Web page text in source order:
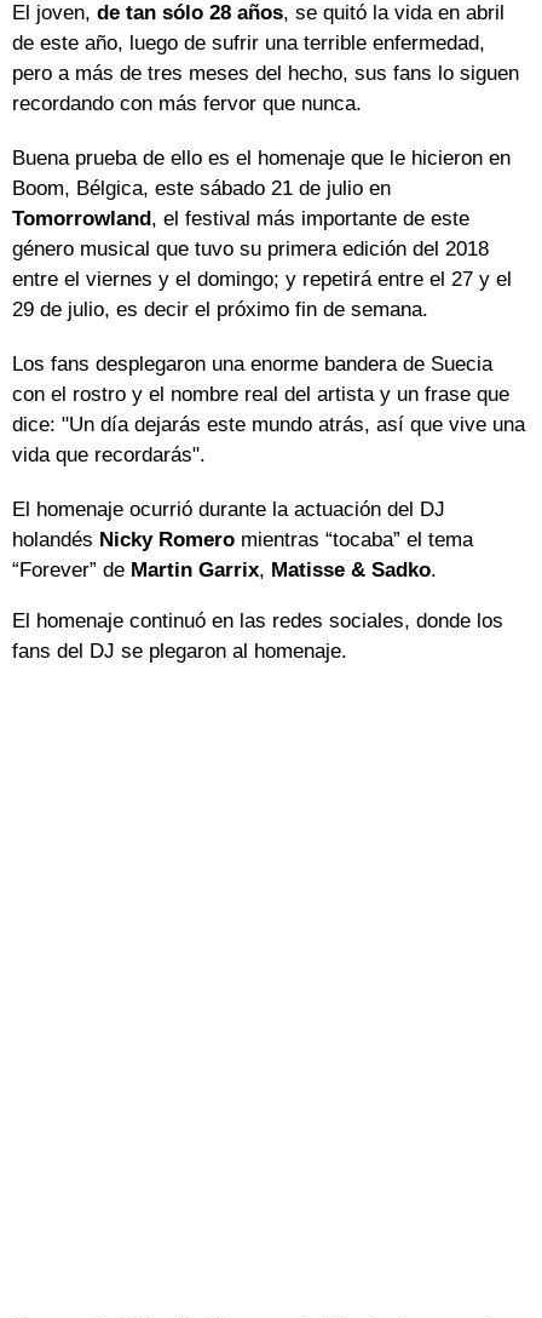
El joven, de tan sólo 28 años, se quitó la vida en abril
de este año, luego de sufrir una terrible enfermedad,
pero a más de tres meses del hecho, sus fans lo siguen
recordando con más fervor que nunca.
Buena prueba de ello es el homenaje que le hicieron en
Boom, Bélgica, este sábado 21 de julio en
Tomorrowland, el festival más importante de este
género musical que tuvo su primera edición del 2018
entre el viernes y el domingo; y repetirá entre el 27 y el
29 de julio, es decir el próximo fin de semana.
Los fans desplegaron una enorme bandera de Suecia
con el rostro y el nombre real del artista y un frase que
dice: "Un día dejarás este mundo atrás, así que vive una
vida que recordarás".
El homenaje ocurrió durante la actuación del DJ
holandés Nicky Romero mientras “tocaba” el tema
“Forever” de Martin Garrix, Matisse & Sadko.
El homenaje continuó en las redes sociales, donde los
fans del DJ se plegaron al homenaje.